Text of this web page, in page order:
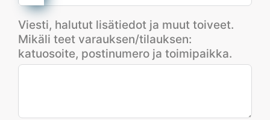
n
i
t
e
d
Viesti, halutut lisätiedot ja muut toiveet.
Mikäli teet varauksen/tilauksen:
katuosoite, postinumero ja toimipaikka.